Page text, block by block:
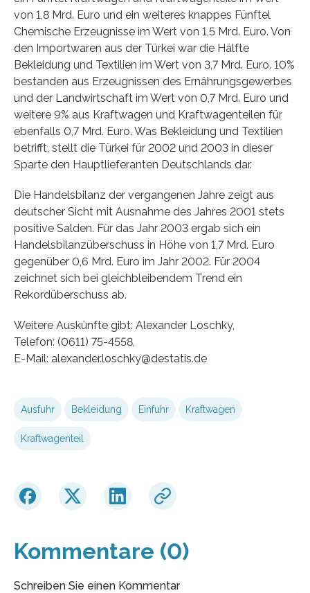
von 1,8 Mrd. Euro und ein weiteres knappes Fünftel
Chemische Erzeugnisse im Wert von 1,5 Mrd. Euro. Von
den Importwaren aus der Türkei war die Hälfte
Bekleidung und Textilien im Wert von 3,7 Mrd. Euro. 10%
bestanden aus Erzeugnissen des Ernährungsgewerbes
und der Landwirtschaft im Wert von 0,7 Mrd. Euro und
weitere 9% aus Kraftwagen und Kraftwagenteilen für
ebenfalls 0,7 Mrd. Euro. Was Bekleidung und Textilien
betrifft, stellt die Türkei für 2002 und 2003 in dieser
Sparte den Hauptlieferanten Deutschlands dar.
Die Handelsbilanz der vergangenen Jahre zeigt aus
deutscher Sicht mit Ausnahme des Jahres 2001 stets
positive Salden. Für das Jahr 2003 ergab sich ein
Handelsbilanzüberschuss in Höhe von 1,7 Mrd. Euro
gegenüber 0,6 Mrd. Euro im Jahr 2002. Für 2004
zeichnet sich bei gleichbleibendem Trend ein
Rekordüberschuss ab.
Weitere Auskünfte gibt: Alexander Loschky,
Telefon: (0611) 75-4558,
E-Mail: alexander.loschky@destatis.de
Ausfuhr Bekleidung Einfuhr Kraftwagen
Kraftwagenteil
Kommentare (0)
Schreiben Sie einen Kommentar